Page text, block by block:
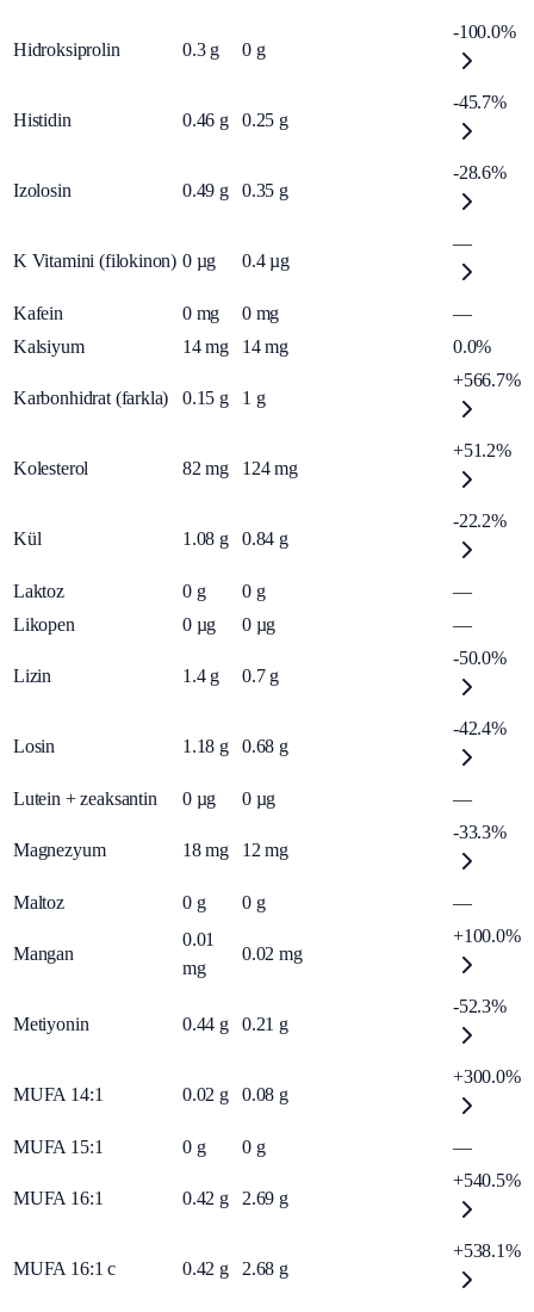
Hidroksiprolin 0.3 g 0 g
-100.0%
Histidin 0.46 g 0.25 g
-45.7%
Izolosin 0.49 g 0.35 g
-28.6%
K Vitamini (filokinon) 0 µg 0.4 µg
—
Kafein 0 mg 0 mg
—
Kalsiyum
14 mg 14 mg 0.0%
Karbonhidrat (farkla) 0.15 g 1 g
+566.7%
Kolesterol 82 mg 124 mg
+51.2%
Kül 1.08 g 0.84 g
-22.2%
Laktoz 0 g 0 g
—
Likopen
0 µg 0 µg —
Lizin 1.4 g 0.7 g
-50.0%
Losin 1.18 g 0.68 g
-42.4%
Lutein + zeaksantin 0 µg 0 µg —
Magnezyum 18 mg 12 mg
-33.3%
Maltoz 0 g 0 g —
Mangan
0.01
mg
0.02 mg
+100.0%
Metiyonin 0.44 g 0.21 g
-52.3%
MUFA 14:1 0.02 g 0.08 g
+300.0%
MUFA 15:1 0 g 0 g —
MUFA 16:1 0.42 g 2.69 g
+540.5%
MUFA 16:1 c 0.42 g 2.68 g
+538.1%